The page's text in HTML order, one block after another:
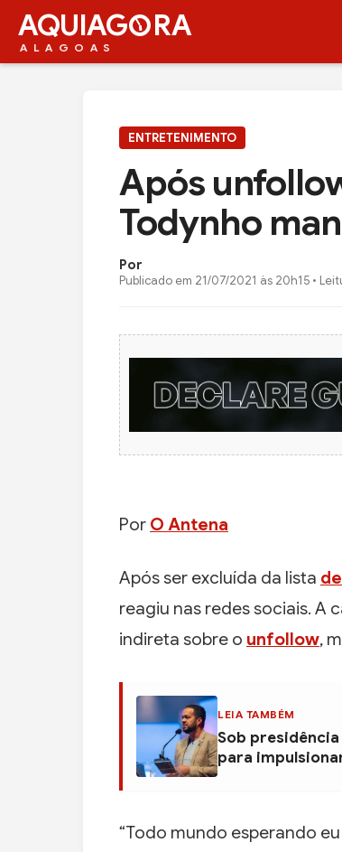
AQUIAG RA
ALAGOAS
ENTRETENIMENTO
Após
Todynho
Por
Publicado em 21/07/2021 às 20h15 •
Por O Antena
Após ser excluída da lista de
reagiu nas redes sociais. A
indireta sobre o unfollow,
LEIA TAMBÉM
Sob
para
“Todo mundo esperando